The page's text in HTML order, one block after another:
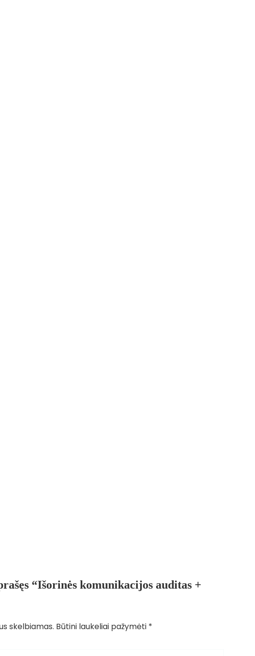
“Išorinės komunikacijos auditas +
skelbiamas. Būtini laukeliai pažymėti *